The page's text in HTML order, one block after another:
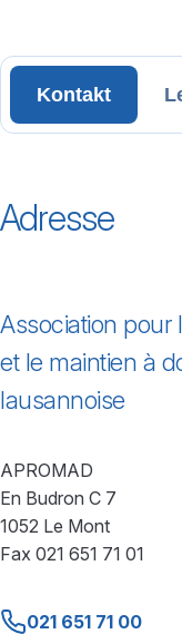
Kontakt
Adresse
Association pour
et le maintien à
lausannoise
APROMAD
En Budron C 7
1052 Le Mont
Fax 021 651 71 01
021 651 71 00